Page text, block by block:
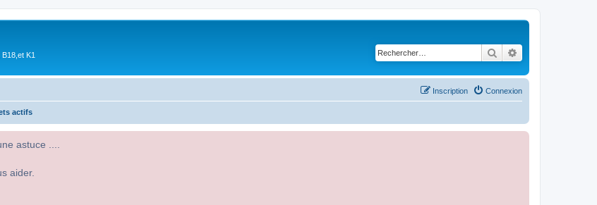
K1 Rechercher
Connexion
Inscription
actifs
astuce ....
aider.